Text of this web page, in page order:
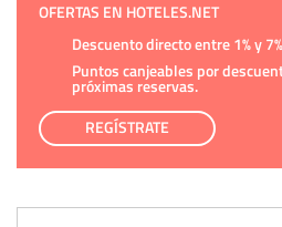
OFERTAS EN HOTELES.NET
Descuento directo entre 1% y
Puntos canjeables por
próximas reservas.
REGÍSTRATE